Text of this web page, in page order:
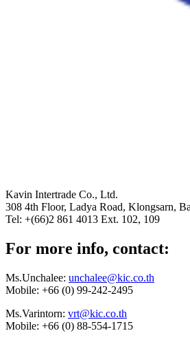
Kavin Intertrade Co., Ltd.
308 4th Floor, Ladya Road, Klongsarn,
Tel: +(66)2 861 4013 Ext. 102, 109
For more info, contact:
Ms.Unchalee: unchalee@kic.co.th
Mobile: +66 (0) 99-242-2495
Ms.Varintorn: vrt@kic.co.th
Mobile: +66 (0) 88-554-1715